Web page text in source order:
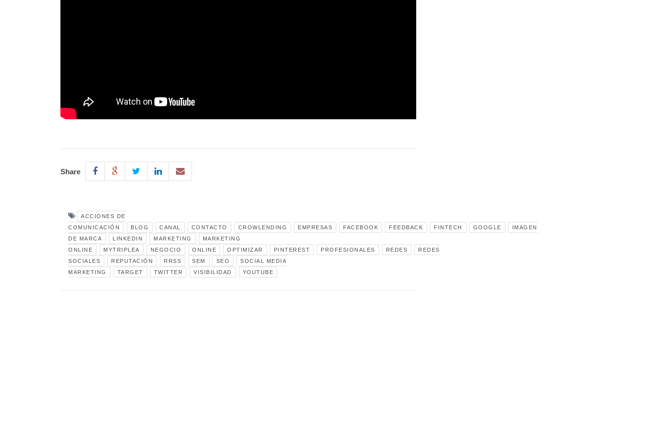
Share
ACCIONES DE
COMUNICACIÓN
BLOG CANAL CONTACTO CROWLENDING EMPRESAS FACEBOOK FEEDBACK FINTECH GOOGLE
IMAGEN
DE MARCA
LINKEDIN MARKETING
MARKETING
ONLINE
MYTRIPLEA NEGOCIO ONLINE OPTIMIZAR PINTEREST PROFESIONALES REDES
REDES
SOCIALES
REPUTACIÓN RRSS SEM SEO
SOCIAL MEDIA
MARKETING
TARGET TWITTER VISIBILIDAD YOUTUBE